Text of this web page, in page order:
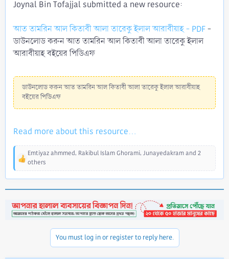
Joynal Bin Tofajjal submitted a new resource:
আত তামরিন আল কিতাবী আলা তারেকু ইলাল আরাবীয়াহ - PDF-
ডাউনলোড করুন আত তামরিন আল কিতাবী আলা তারেকু ইলাল
আরাবীয়াহ বইয়ের পিডিএফ
ডাউনলোড করুন আত তামরিন আল কিতাবী আলা তারেকু ইলাল আরাবীয়াহ
বইয়ের পিডিএফ
Read more about this resource...
R
e
a
c
i
o
Emtiyaz ahmmed, Rakibul Islam Ghorami, Junayedakramand 2
others
You must log in or register to reply here.